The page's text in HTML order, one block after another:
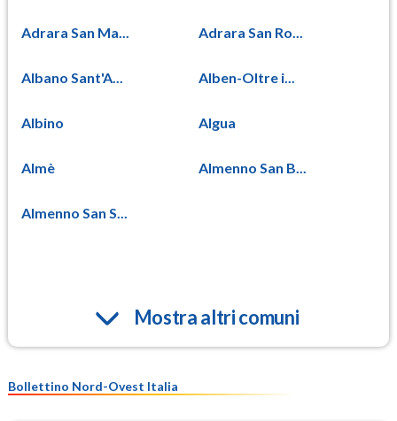
Adrara San Ma... Adrara San Ro...
Albano Sant'A... Alben-Oltre i...
Albino Algua
Almè Almenno San B...
Almenno San S...
Mostra altri comuni
Bollettino Nord-Ovest Italia